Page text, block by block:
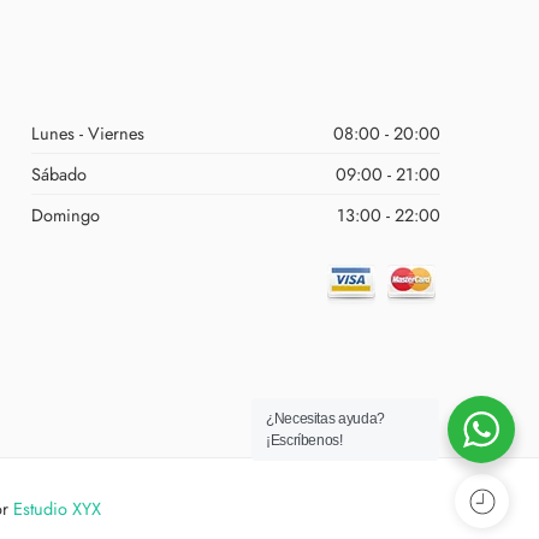
Lunes - Viernes
08:00 - 20:00
Sábado
09:00 - 21:00
Domingo
13:00 - 22:00
Estudio XYX
¿Necesitas ayuda?
¡Escríbenos!